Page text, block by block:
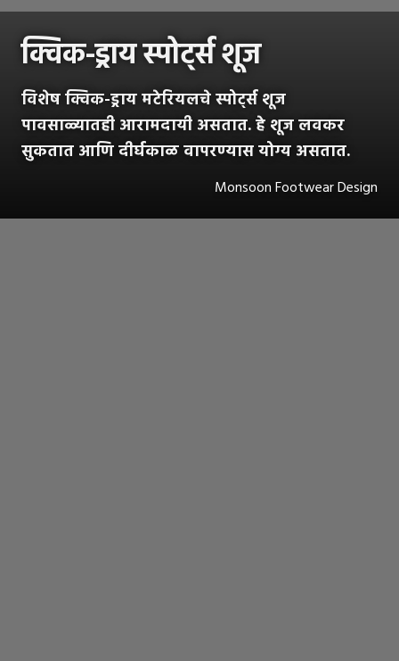
क्विक-ड्राय स्पोर्ट्स शूज
विशेष क्विक-ड्राय मटेरियलचे स्पोर्ट्स शूज
पावसाळ्यातही आरामदायी असतात. हे शूज लवकर
सुकतात आणि दीर्घकाळ वापरण्यास योग्य असतात.
Monsoon Footwear Design